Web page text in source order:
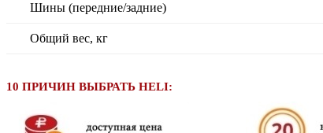
Шины (передние/задние)
Общий вес, кг
10 ПРИЧИН ВЫБРАТЬ HELI: